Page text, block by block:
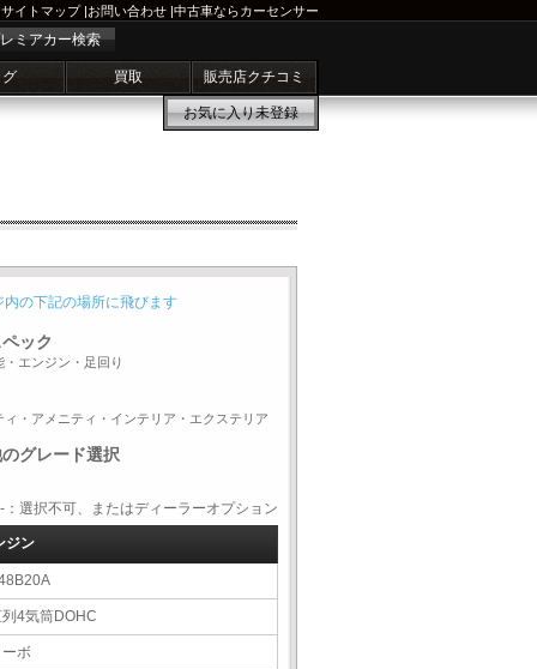
サイトマップ|お問い合わせ |中古車ならカーセンサー
ミアカー検索
買取 販売店クチコミ
お気に入り未登録
内の下記の場所に飛びます
ック
・エンジン・足回り
ィ・アメニティ・インテリア・エクステリア
グレード選択
択不可、またはディーラーオプション
ジン
4気筒DOHC
ーボ